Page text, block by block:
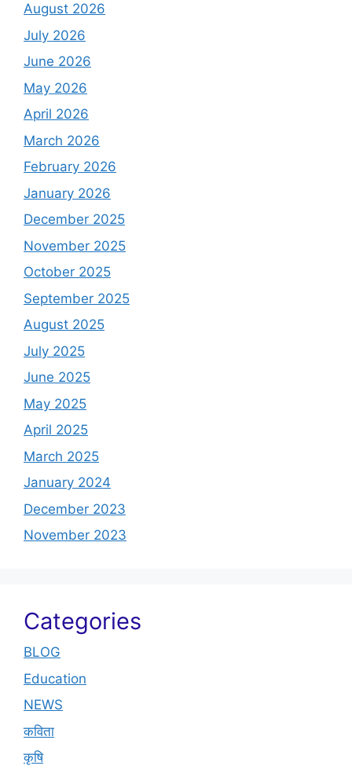
August 2026
July 2026
June 2026
May 2026
April 2026
March 2026
February 2026
January 2026
December 2025
November 2025
October 2025
September 2025
August 2025
July 2025
June 2025
May 2025
April 2025
March 2025
January 2024
December 2023
November 2023
Categories
BLOG
Education
NEWS
कविता
कृषि